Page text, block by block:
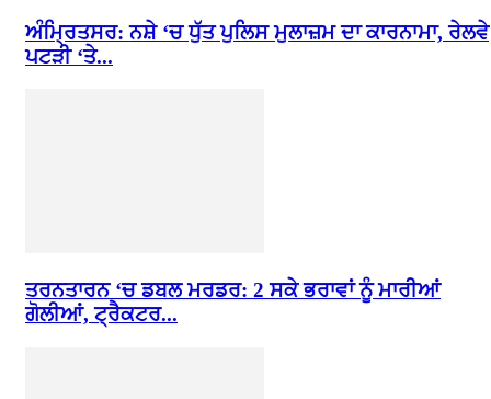
ਅੰਮ੍ਰਿਤਸਰ: ਨਸ਼ੇ ‘ਚ ਧੁੱਤ ਪੁਲਿਸ ਮੁਲਾਜ਼ਮ ਦਾ ਕਾਰਨਾਮਾ, ਰੇਲਵੇ
ਪਟੜੀ ‘ਤੇ...
ਤਰਨਤਾਰਨ ‘ਚ ਡਬਲ ਮਰਡਰ: 2 ਸਕੇ ਭਰਾਵਾਂ ਨੂੰ ਮਾਰੀਆਂ
ਗੋਲੀਆਂ, ਟ੍ਰੈਕਟਰ...